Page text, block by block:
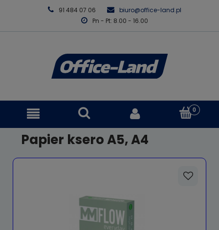
91 484 07 06
biuro@office-land.pl
Pn - Pt: 8.00 - 16.00
Papier ksero A5, A4